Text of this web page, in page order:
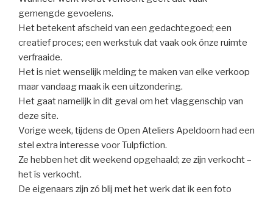
gemengde gevoelens.
Het betekent afscheid van een gedachtegoed; een
creatief proces; een werkstuk dat vaak ook ónze ruimte
verfraaide.
Het is niet wenselijk melding te maken van elke verkoop
maar vandaag maak ik een uitzondering.
Het gaat namelijk in dit geval om het vlaggenschip van
deze site.
Vorige week, tijdens de Open Ateliers Apeldoorn had een
stel extra interesse voor Tulpfiction.
Ze hebben het dit weekend opgehaald; ze zijn verkocht –
het ís verkocht.
De eigenaars zijn zó blij met het werk dat ik een foto